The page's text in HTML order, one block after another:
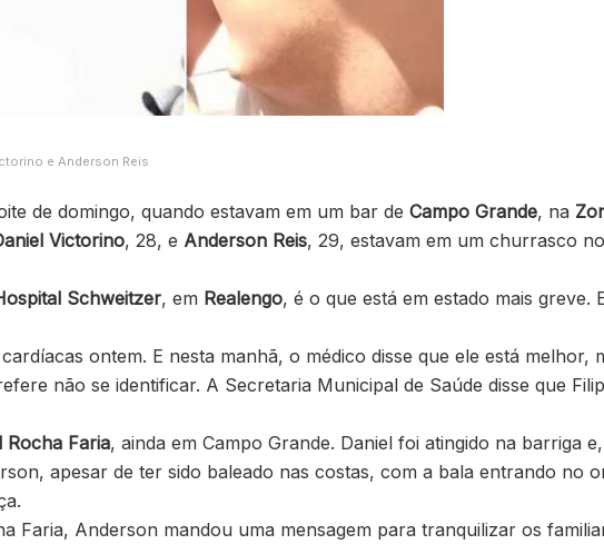
e Anderson Reis
de domingo, quando estavam em um bar de Campo Grande, na
Victorino, 28, e Anderson Reis, 29, estavam em um churrasco
Schweitzer, em Realengo, é o que está em estado mais greve.
ontem. E nesta manhã, o médico disse que ele está
não se identificar. A Secretaria Municipal de Saúde disse que
Rocha Faria, ainda em Campo Grande. Daniel foi atingido na barriga
apesar de ter sido baleado nas costas, com a bala entrando no
Faria, Anderson mandou uma mensagem para tranquilizar os